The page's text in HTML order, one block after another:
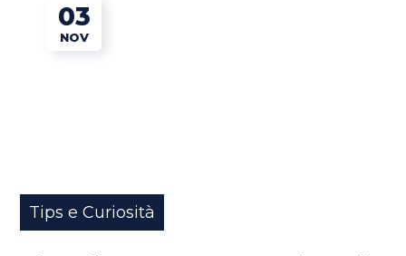
03
NOV
Tips e Curiosità